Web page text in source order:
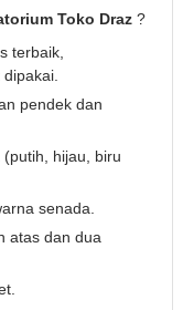
Toko Draz?
terbaik,
pendek dan
hijau, biru
senada.
atas dan dua